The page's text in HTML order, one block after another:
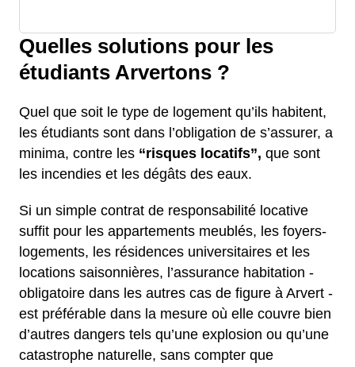
Quelles solutions pour les
étudiants Arvertons ?
Quel que soit le type de logement qu’ils habitent,
les étudiants sont dans l’obligation de s’assurer, a
minima, contre les “risques locatifs”, que sont
les incendies et les dégâts des eaux.
Si un simple contrat de responsabilité locative
suffit pour les appartements meublés, les foyers-
logements, les résidences universitaires et les
locations saisonnières, l’assurance habitation -
obligatoire dans les autres cas de figure à Arvert -
est préférable dans la mesure où elle couvre bien
d’autres dangers tels qu’une explosion ou qu’une
catastrophe naturelle, sans compter que